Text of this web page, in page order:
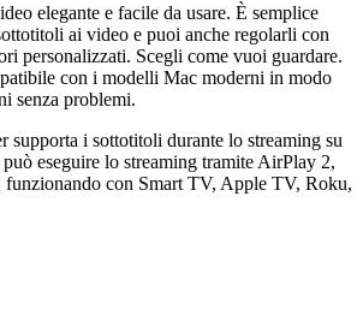
elegante e facile da usare. È semplice
ai video e puoi anche regolarli con
personalizzati. Scegli come vuoi guardare.
con i modelli Mac moderni in modo
senza problemi.
supporta i sottotitoli durante lo streaming su
eseguire lo streaming tramite AirPlay 2,
con Smart TV, Apple TV, Roku,